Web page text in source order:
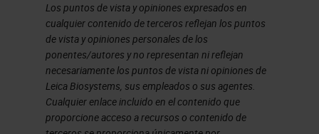
Los puntos de vista y opiniones expresados en
cualquier contenido de terceros reflejan los puntos
de vista y opiniones personales de los
ponentes/autores y no representan ni reflejan
necesariamente los puntos de vista ni opiniones de
Leica Biosystems, sus empleados o sus agentes.
Cualquier enlace incluido en el contenido que
proporcione acceso a recursos o contenido de